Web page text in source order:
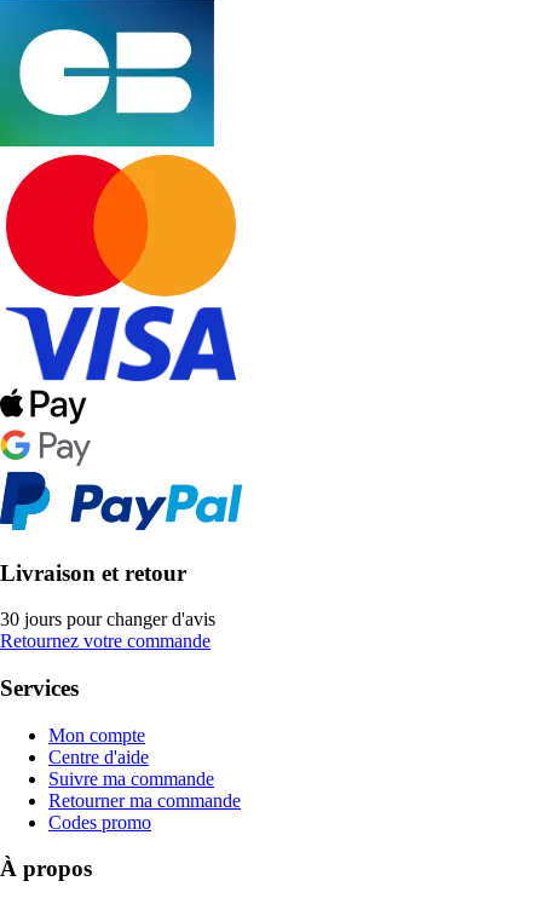
Livraison et retour
30 jours pour changer d'avis
Retournez votre commande
Services
Mon compte
Centre d'aide
Suivre ma commande
Retourner ma commande
Codes promo
À propos